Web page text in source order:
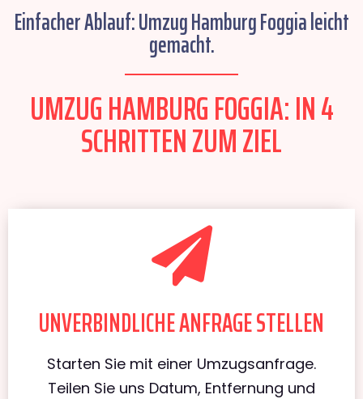
Einfacher Ablauf: Umzug Hamburg Foggia leicht
gemacht.
UMZUG HAMBURG FOGGIA: IN 4
SCHRITTEN ZUM ZIEL
UNVERBINDLICHE ANFRAGE STELLEN
Starten Sie mit einer Umzugsanfrage.
Teilen Sie uns Datum, Entfernung und